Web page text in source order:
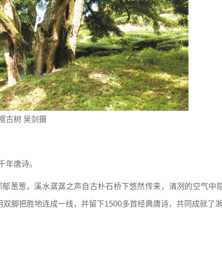
古树 吴剑摄
年唐诗。
葱葱，溪水潺潺之声自古朴石桥下悠然传来，清冽的空气中
脚把胜地连成一线，并留下1500多首经典唐诗，共同成就了